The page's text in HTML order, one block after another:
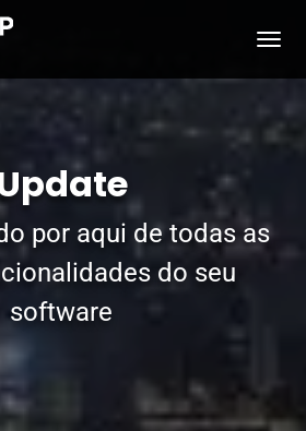
por aqui de todas as
do seu
software